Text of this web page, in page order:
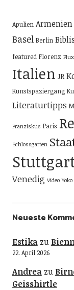
Apulien Armenien
Basel Berlin
featured Florenz
Italien JR
Kunstspaziergang
Literaturtipps
Franziskus Paris
Schlossgarten
Venedig Video
Neueste
Estikazu
22. April 2026
Andreazu
Geisshirtle